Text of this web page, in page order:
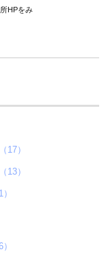
HPをみ
17）
13）